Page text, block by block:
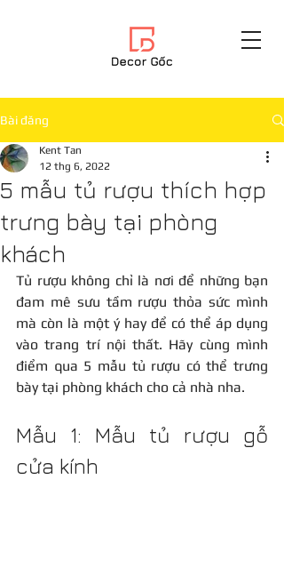
Bài đăng
5 mẫu tủ rượu thích hợp
trưng bày tại phòng
khách
Kent Tan
12 thg 6, 2022
Tủ rượu không chỉ là nơi để những bạn
đam mê sưu tầm rượu thỏa sức mình
mà còn là một ý hay để có thể áp dụng
vào trang trí nội thất. Hãy cùng mình
điểm qua 5 mẫu tủ rượu có thể trưng
bày tại phòng khách cho cả nhà nha.
Mẫu 1: Mẫu tủ rượu gỗ
cửa kính